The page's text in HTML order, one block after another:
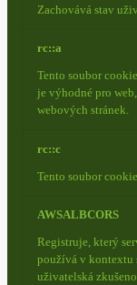
Zachovává stav
rc::a
Tento soubor
je výhodné pro
webových stránek.
rc::c
Tento soubor
AWSALBCORS
Registruje, který
používá v kontextu
uživatelská